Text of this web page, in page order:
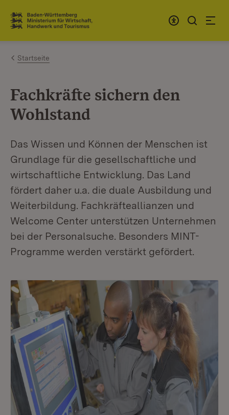
Zum Inhalt springen
Link zur Startseite
Startseite
Fachkräfte sichern den
Wohlstand
Das Wissen und Können der Menschen ist
Grundlage für die gesellschaftliche und
wirtschaftliche Entwicklung. Das Land
fördert daher u.a. die duale Ausbildung und
Weiterbildung. Fachkräfteallianzen und
Welcome Center unterstützen Unternehmen
bei der Personalsuche. Besonders MINT-
Programme werden verstärkt gefördert.